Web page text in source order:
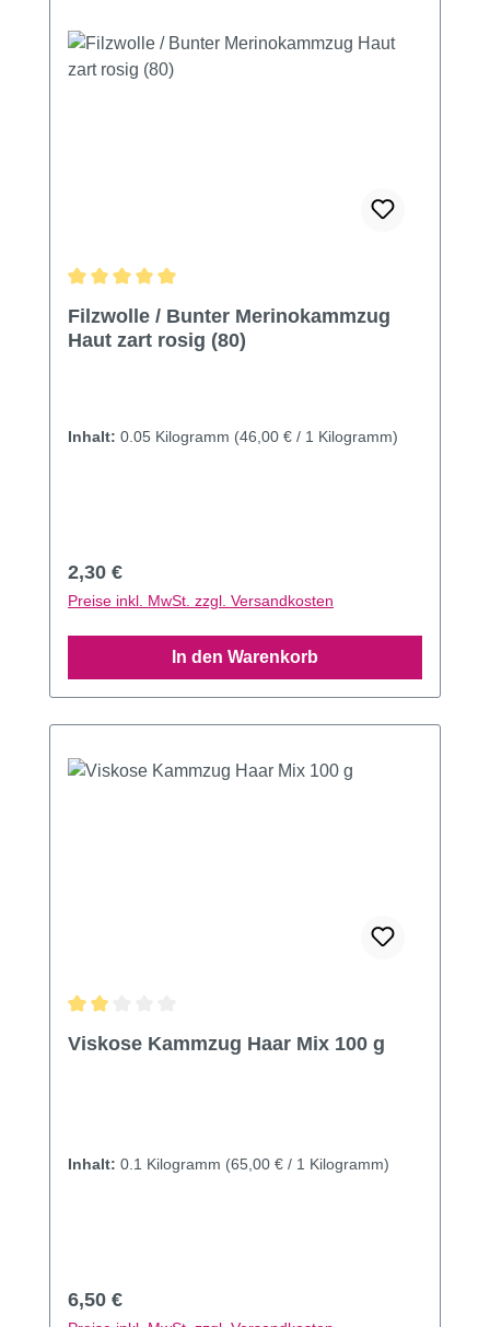
Filzwolle / Bunter Merinokammzug
Haut zart rosig (80)
Inhalt: 0.05 Kilogramm (46,00 € / 1 Kilogramm)
Regulärer Preis:
2,30 €
Preise inkl. MwSt. zzgl. Versandkosten
In den Warenkorb
Viskose Kammzug Haar Mix 100 g
Inhalt: 0.1 Kilogramm (65,00 € / 1 Kilogramm)
Regulärer Preis:
6,50 €